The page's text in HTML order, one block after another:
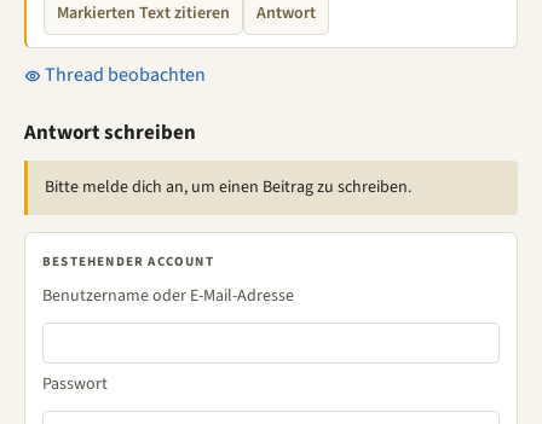
Markierten Text zitieren Antwort
Thread beobachten
Antwort schreiben
Bitte melde dich an, um einen Beitrag zu schreiben.
BESTEHENDER ACCOUNT
Benutzername oder E-Mail-Adresse
Passwort